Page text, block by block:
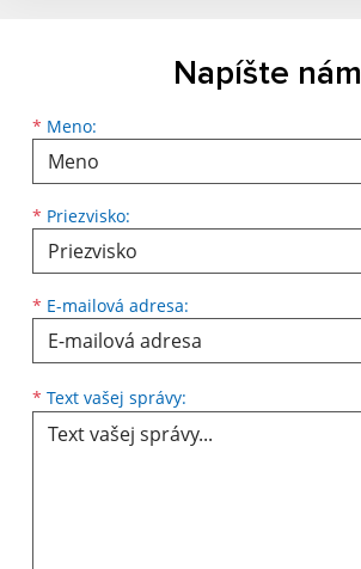
Napíšte nám
* Meno:
* Priezvisko:
* E-mailová adresa:
* Text vašej správy: